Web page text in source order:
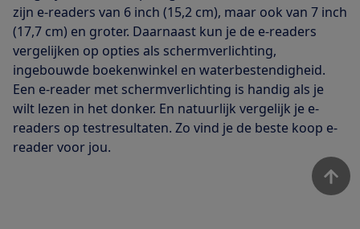
zijn e-readers van 6 inch (15,2 cm), maar ook van 7 inch
(17,7 cm) en groter. Daarnaast kun je de e-readers
vergelijken op opties als schermverlichting,
ingebouwde boekenwinkel en waterbestendigheid.
Een e-reader met schermverlichting is handig als je
wilt lezen in het donker. En natuurlijk vergelijk je e-
readers op testresultaten. Zo vind je de beste koop e-
reader voor jou.